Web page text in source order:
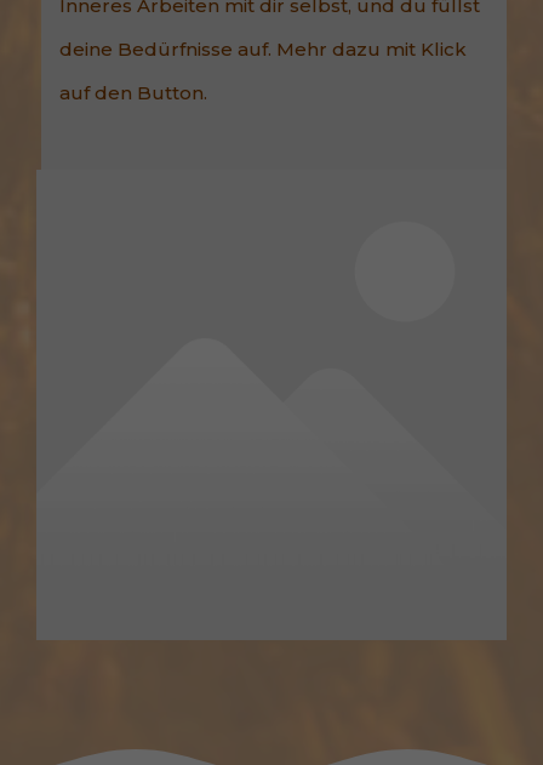
Inneres Arbeiten mit dir selbst, und du füllst
deine Bedürfnisse auf. Mehr dazu mit Klick
auf den Button.